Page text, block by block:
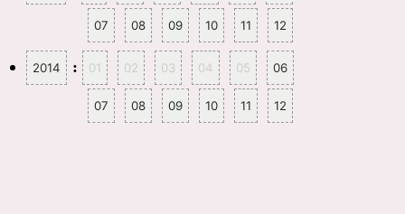
07 08 09 10 11 12
2014 : 01 02 03 04 05 06
07 08 09 10 11 12